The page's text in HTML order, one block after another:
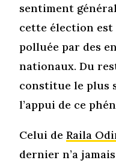
sentiment
cette élection est
polluée par des
nationaux. Du
constitue le plus
l’appui de ce
Celui deRaila
dernier n’a